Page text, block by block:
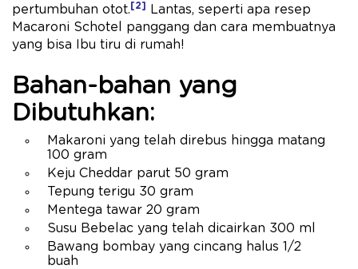
pertumbuhan otot. [2]
Lantas, seperti apa resep
Macaroni Schotel panggang dan cara membuatnya
yang bisa Ibu tiru di rumah!
Bahan-bahan yang
Dibutuhkan:
Makaroni yang telah direbus hingga matang
100 gram
Keju Cheddar parut 50 gram
Tepung terigu 30 gram
Mentega tawar 20 gram
Susu Bebelac yang telah dicairkan 300 ml
Bawang bombay yang cincang halus 1/2
buah